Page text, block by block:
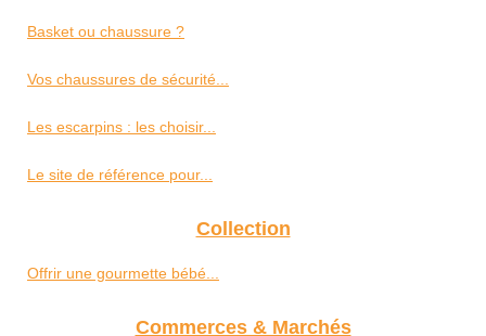
Basket ou chaussure ?
Vos chaussures de sécurité...
Les escarpins : les choisir...
Le site de référence pour...
Collection
Offrir une gourmette bébé...
Commerces & Marchés